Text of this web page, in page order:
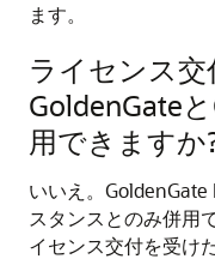
ます。
ライセンス交
GoldenGateと
用できますか
いいえ。 GoldenGate
スタンスとのみ併用
イセンス交付を受け